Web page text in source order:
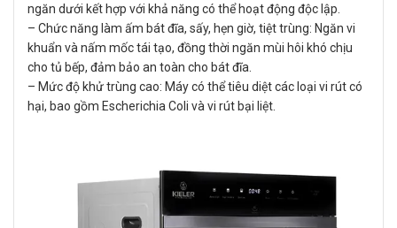
ngăn dưới kết hợp với khả năng có thể hoạt động độc lập.
– Chức năng làm ấm bát đĩa, sấy, hẹn giờ, tiệt trùng: Ngăn vi
khuẩn và nấm mốc tái tạo, đồng thời ngăn mùi hôi khó chịu
cho tủ bếp, đảm bảo an toàn cho bát đĩa.
– Mức độ khử trùng cao: Máy có thể tiêu diệt các loại vi rút có
hại, bao gồm Escherichia Coli và vi rút bại liệt.